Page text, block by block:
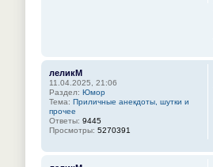
леликМ
11.04.2025, 21:06
Раздел: Юмор
Тема: Приличные анекдоты, шутки и
прочее
Ответы: 9445
Просмотры: 5270391